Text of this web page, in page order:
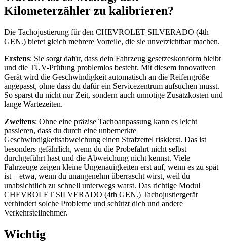
Kilometerzähler zu kalibrieren?
Die Tachojustierung für den CHEVROLET SILVERADO (4th
GEN.) bietet gleich mehrere Vorteile, die sie unverzichtbar machen.
Erstens: Sie sorgt dafür, dass dein Fahrzeug gesetzeskonform bleibt
und die TÜV-Prüfung problemlos besteht. Mit diesem innovativen
Gerät wird die Geschwindigkeit automatisch an die Reifengröße
angepasst, ohne dass du dafür ein Servicezentrum aufsuchen musst.
So sparst du nicht nur Zeit, sondern auch unnötige Zusatzkosten und
lange Wartezeiten.
Zweitens: Ohne eine präzise Tachoanpassung kann es leicht
passieren, dass du durch eine unbemerkte
Geschwindigkeitsabweichung einen Strafzettel riskierst. Das ist
besonders gefährlich, wenn du die Probefahrt nicht selbst
durchgeführt hast und die Abweichung nicht kennst. Viele
Fahrzeuge zeigen kleine Ungenauigkeiten erst auf, wenn es zu spät
ist – etwa, wenn du unangenehm überrascht wirst, weil du
unabsichtlich zu schnell unterwegs warst. Das richtige Modul
CHEVROLET SILVERADO (4th GEN.) Tachojustiergerät
verhindert solche Probleme und schützt dich und andere
Verkehrsteilnehmer.
Wichtig